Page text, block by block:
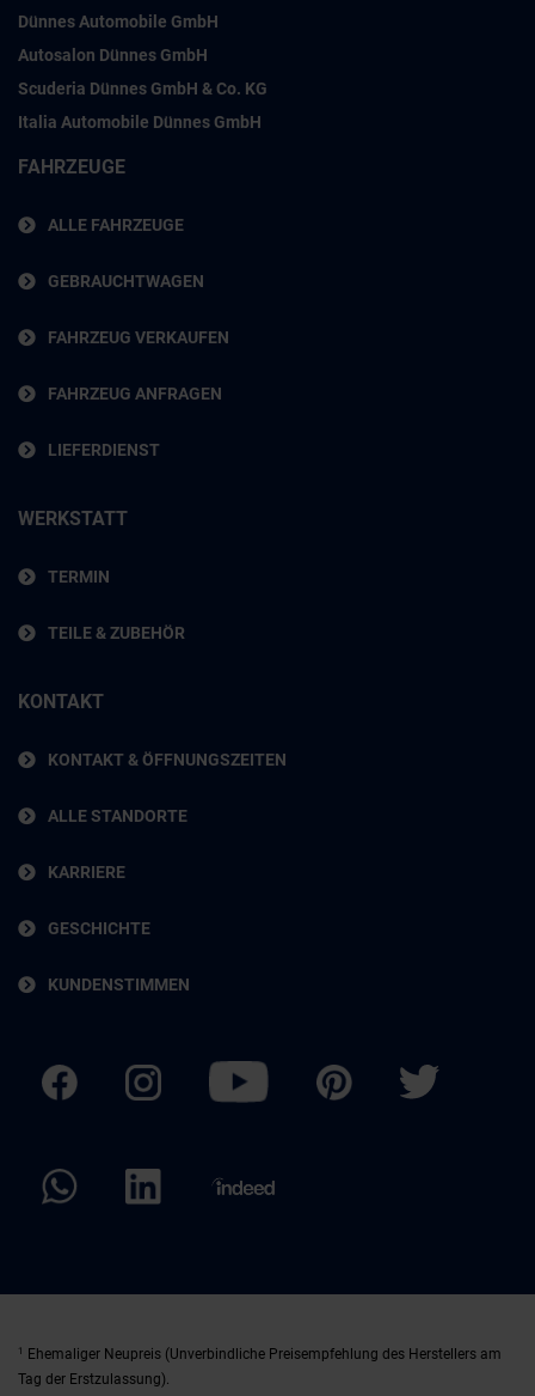
Dünnes Automobile GmbH
Autosalon Dünnes GmbH
Scuderia Dünnes GmbH & Co. KG
Italia Automobile Dünnes GmbH
FAHRZEUGE
ALLE FAHRZEUGE
GEBRAUCHTWAGEN
FAHRZEUG VERKAUFEN
FAHRZEUG ANFRAGEN
LIEFERDIENST
WERKSTATT
TERMIN
TEILE & ZUBEHÖR
KONTAKT
KONTAKT & ÖFFNUNGSZEITEN
ALLE STANDORTE
KARRIERE
GESCHICHTE
KUNDENSTIMMEN
1
Ehemaliger Neupreis (Unverbindliche Preisempfehlung des Herstellers am
Tag der Erstzulassung).